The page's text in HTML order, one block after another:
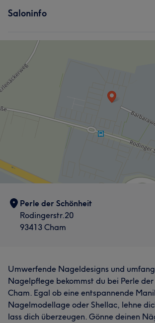
Saloninfo
Perle der Schönheit
Rodingerstr.20
93413 Cham
Umwerfende Nageldesigns und
Nagelpflege bekommst du bei Perle der
Cham. Egal ob eine entspannende
Nagelmodellage oder Shellac, lehne
lass dich überzeugen. Gönne deinen